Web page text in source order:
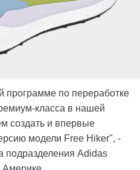
программе по переработке
класса в нашей
создать и впервые
модели Free Hiker", -
подразделения Adidas